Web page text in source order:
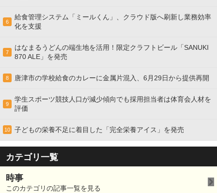
6
給食管理システム「ミールくん」、クラウド版へ刷新し業務効率
化を支援
7
はなまるうどんの端生地を活用！限定クラフトビール「SANUKI
870 ALE」を発売
8 唐津市の学校給食のカレーに金属片混入、6月29日から提供再開
9
学生スポーツ競技人口が減少傾向でも採用担当者は体育会人材を
評価
10 子どもの栄養不足に着目した「完全栄養アイス」を発売
カテゴリ一覧
時事
このカテゴリの記事一覧を見る